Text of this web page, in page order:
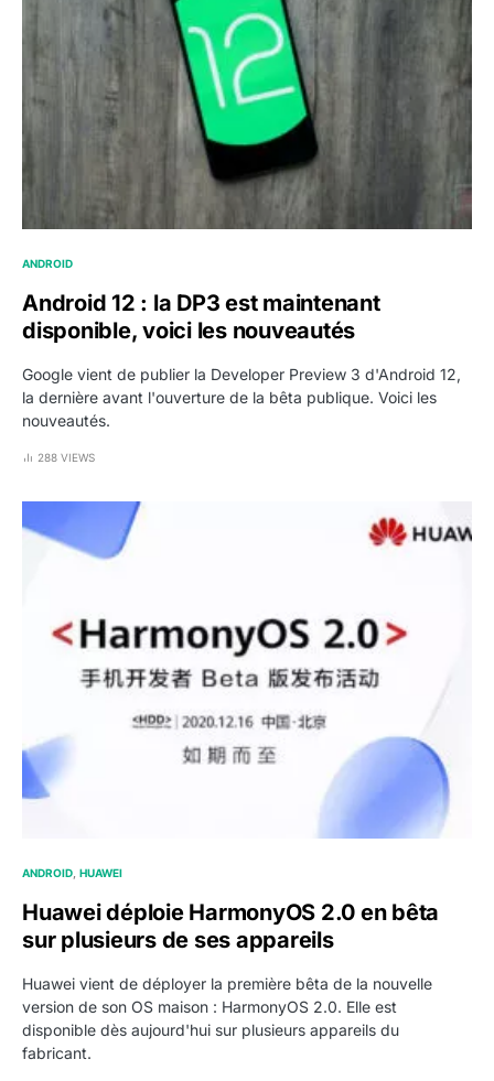
ANDROID
Android 12 : la DP3 est maintenant
disponible, voici les nouveautés
Google vient de publier la Developer Preview 3 d'Android 12,
la dernière avant l'ouverture de la bêta publique. Voici les
nouveautés.
288 VIEWS
ANDROID HUAWEI
Huawei déploie HarmonyOS 2.0 en bêta
sur plusieurs de ses appareils
Huawei vient de déployer la première bêta de la nouvelle
version de son OS maison : HarmonyOS 2.0. Elle est
disponible dès aujourd'hui sur plusieurs appareils du
fabricant.